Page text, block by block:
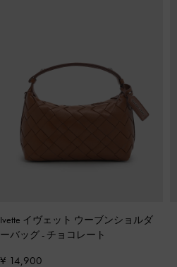
Ivette イヴェット ウーブンショルダ
ーバッグ - チョコレート
¥ 14,900